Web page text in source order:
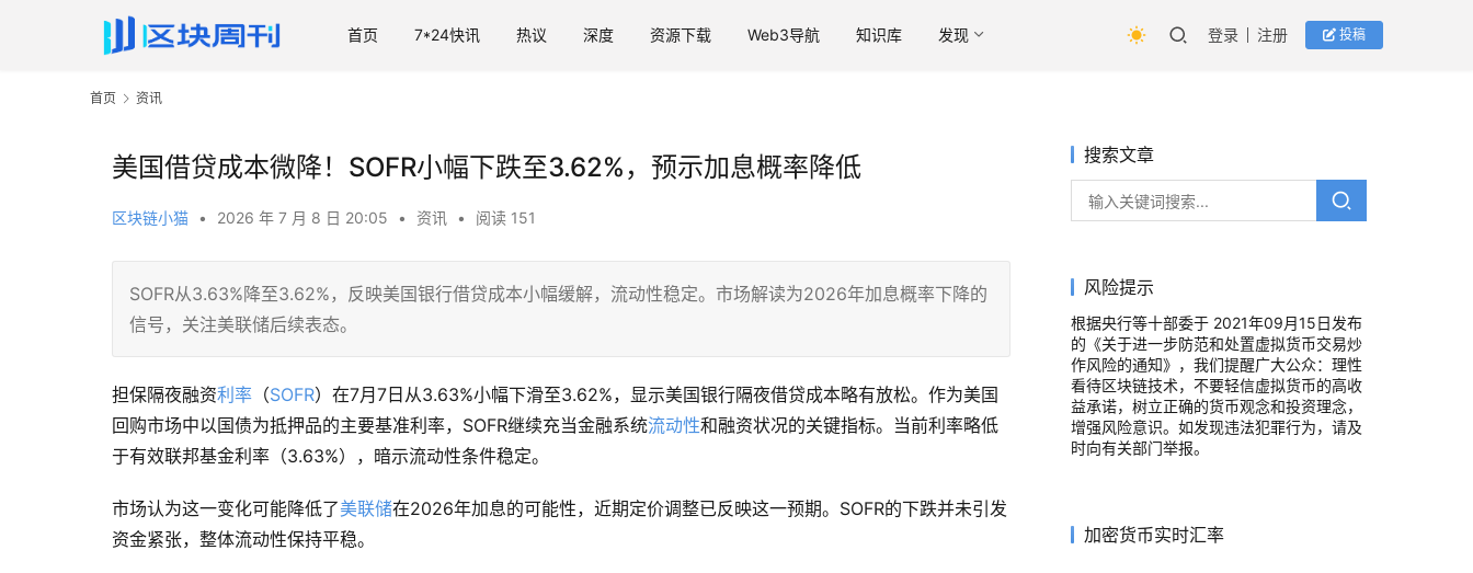
首页 7*24快讯 热议 深度 资源下载 Web3导航 知识库 发现 登录 注册 投稿
首页 资讯
美国借贷成本微降！SOFR小幅下跌至3.62%，预示加息概率降低
区块链小猫 • 2026 年 7 月 8 日 20:05 • 资讯 • 阅读 151
SOFR从3.63%降至3.62%，反映美国银行借贷成本小幅缓解，流动性稳定。市场解读为2026年加息概率下降的
信号，关注美联储后续表态。
担保隔夜融资利率 （SOFR）在7月7日从3.63%小幅下滑至3.62%，显示美国银行隔夜借贷成本略有放松。作为美国
回购市场中以国债为抵押品的主要基准利率，SOFR继续充当金融系统流动性和融资状况的关键指标。当前利率略低
于有效联邦基金利率（3.63%），暗示流动性条件稳定。
市场认为这一变化可能降低了美联储在2026年加息的可能性，近期定价调整已反映这一预期。SOFR的下跌并未引发
资金紧张，整体流动性保持平稳。
搜索文章
风险提示
根据央行等十部委于 2021年09月15日发布
的《关于进一步防范和处置虚拟货币交易炒
作风险的通知》，我们提醒广大公众：理性
看待区块链技术，不要轻信虚拟货币的高收
益承诺，树立正确的货币观念和投资理念，
增强风险意识。如发现违法犯罪行为，请及
时向有关部门举报。
加密货币实时汇率